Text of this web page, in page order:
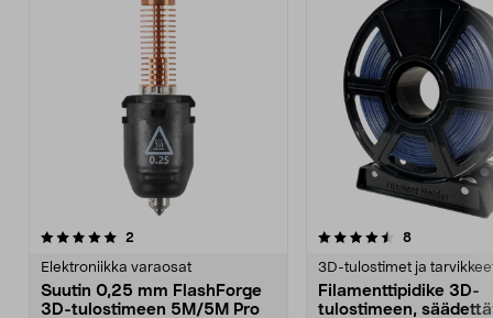
2
Elektroniikka varaosat
Suutin 0,25 mm FlashForge
3D-tulostimeen 5M/5M Pro
4.5 viidestä
8arvostelut
3D-tulostimet ja
Filamenttipidike 3D-
tulostimeen,
5.0 viidestä